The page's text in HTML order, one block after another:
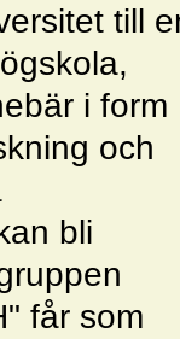
till
i form
och
bli
får som